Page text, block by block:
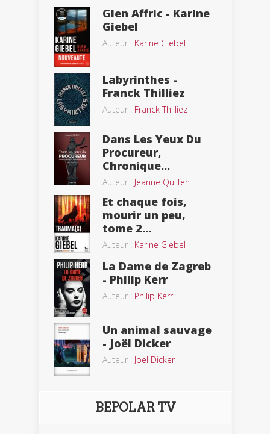
Glen Affric - Karine
Giebel
Auteur : Karine Giebel
Labyrinthes -
Franck Thilliez
Auteur : Franck Thilliez
Dans Les Yeux Du
Procureur,
Chronique...
Auteur : Jeanne Quilfen
Et chaque fois,
mourir un peu,
tome 2...
Auteur : Karine Giebel
La Dame de Zagreb
- Philip Kerr
Auteur : Philip Kerr
Un animal sauvage
- Joël Dicker
Auteur : Joël Dicker
BEPOLAR TV